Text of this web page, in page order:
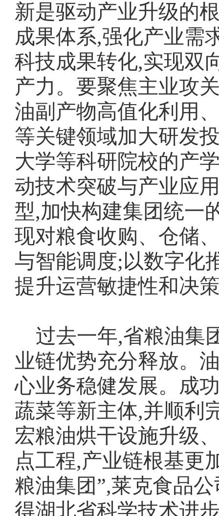
新是驱动产业升级的
成果体系,强化产业需
科技成果转化,实现双
产力。要聚焦主业攻
油副产物高值化利用
等关键领域加大研发
大学等科研院校的产
动技术突破与产业应
型,加快构建集团统一
现对粮食收购、仓储
与智能调度;以数字化
提升运营敏捷性和决
过去一年,省粮油集
业链优势充分释放。
心业务稳健发展。成
蔬菜等新主体,并顺利
宏粮油烘干设施升级
点工程,产业链根基更
粮油集团”,莱克食品
得湖北省科学技术进